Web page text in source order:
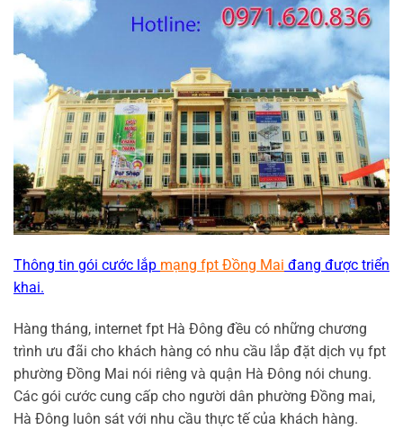
Thông tin gói cước lắp mạng fpt Đồng Mai đang được triển
khai.
Hàng tháng, internet fpt Hà Đông đều có những chương
trình ưu đãi cho khách hàng có nhu cầu lắp đặt dịch vụ fpt
phường Đồng Mai nói riêng và quận Hà Đông nói chung.
Các gói cước cung cấp cho người dân phường Đồng mai,
Hà Đông luôn sát với nhu cầu thực tế của khách hàng.